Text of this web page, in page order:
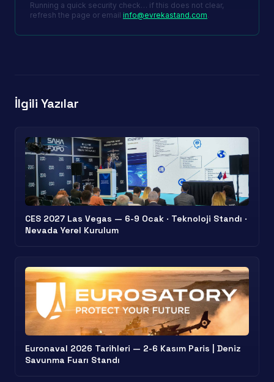
Running a quick security check… if this does not clear,
refresh the page or email info@evrekastand.com.
İlgili Yazılar
CES 2027 Las Vegas — 6-9 Ocak · Teknoloji Standı ·
Nevada Yerel Kurulum
Euronaval 2026 Tarihleri — 2-6 Kasım Paris | Deniz
Savunma Fuarı Standı